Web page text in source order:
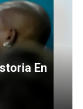
En